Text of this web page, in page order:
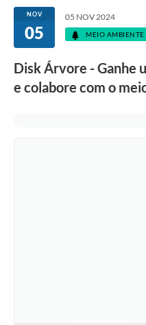
Carta de Serviços
Transparência
Turismo
Portal de Leis
NOV
05
05 NOV 2024
MEIO AMBIENTE
Disk Árvore - Ganhe
e colabore com o